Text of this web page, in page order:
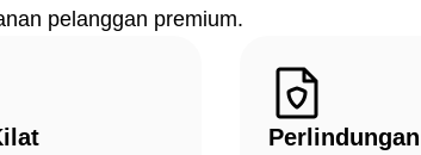
pelanggan premium.